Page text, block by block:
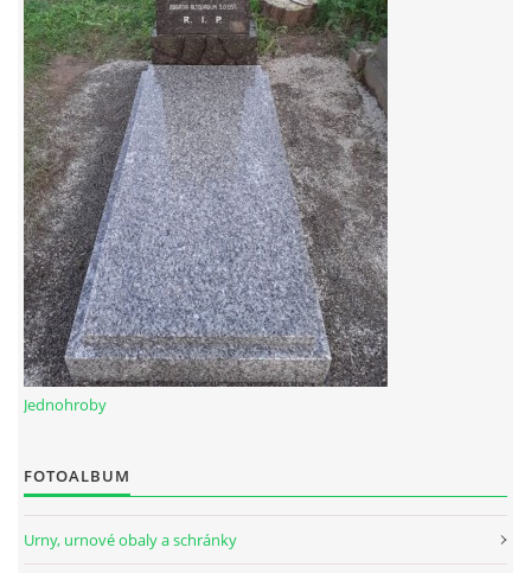
Jednohroby
FOTOALBUM
Urny, urnové obaly a schránky